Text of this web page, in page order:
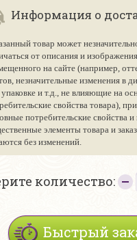
Информация о
товар может
от описания и
на сайте (например,
незначительные изменения в
и т.д., не влияющие на
свойства товара),
потребительские свойства
элементы товара и
без изменений.
количество:
Быстрый